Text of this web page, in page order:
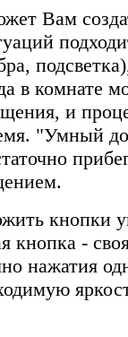
Вам
в комнате
и
"Умный
кнопки
-
нажатия